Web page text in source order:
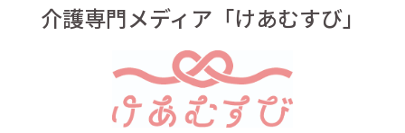
介護専門メディア「けあむすび」